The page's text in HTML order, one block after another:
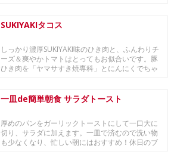
SUKIYAKIタコス
しっかり濃厚SUKIYAKI味のひき肉と、ふんわりチ
ーズ＆爽やかトマトはとってもお似合いです。豚
ひき肉を「ヤマサすき焼専科」とにんにくでちゃ
一皿de簡単朝食 サラダトースト
厚めのパンをガーリックトーストにして一口大に
切り、サラダに加えます。一皿で済むので洗い物
も少なくなり、忙しい朝にはおすすめ！休日のブ